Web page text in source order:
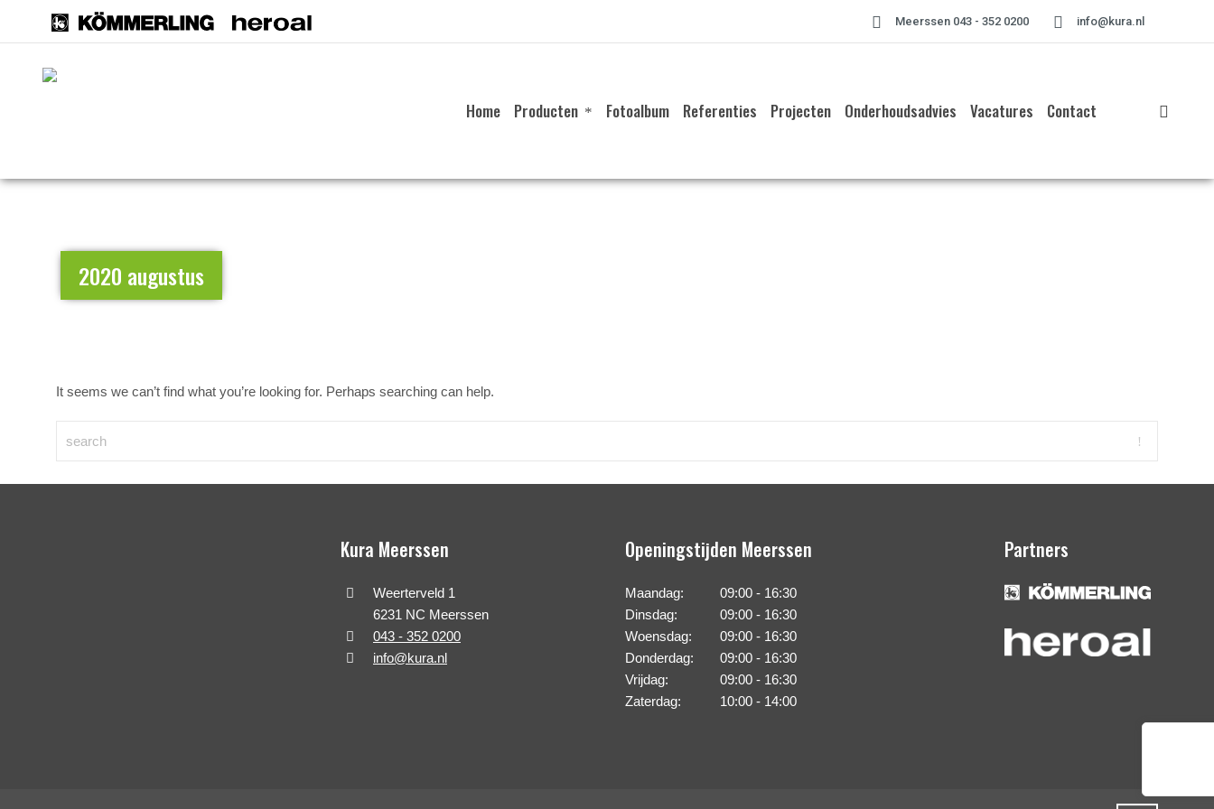
Meerssen 043 - 352 0200 info@kura.nl
Home Producten Fotoalbum Referenties Projecten Onderhoudsadvies Vacatures Contact
2020 augustus
It seems we can’t find what you’re looking for. Perhaps searching can help.
Kura Meerssen
Weerterveld 1
6231 NC Meerssen
043 - 352 0200
info@kura.nl
Openingstijden Meerssen
Maandag:
09:00 - 16:30
Dinsdag:
09:00 - 16:30
Woensdag:
09:00 - 16:30
Donderdag:
09:00 - 16:30
Vrijdag:
09:00 - 16:30
Zaterdag:
10:00 - 14:00
Partners